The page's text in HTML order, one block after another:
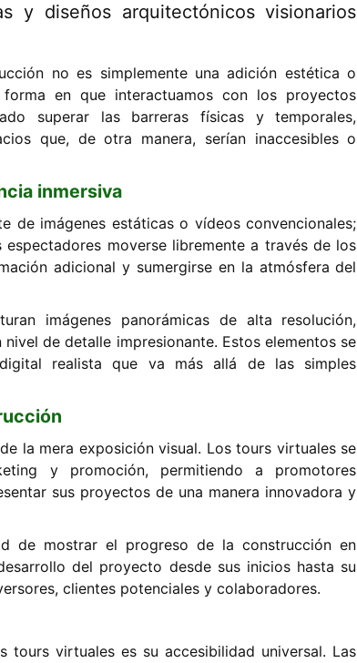
y diseños arquitectónicos visionarios
no es simplemente una adición estética o
en que interactuamos con los proyectos
superar las barreras físicas y temporales,
que, de otra manera, serían inaccesibles o
inmersiva
de imágenes estáticas o vídeos convencionales;
moverse libremente a través de los
adicional y sumergirse en la atmósfera del
imágenes panorámicas de alta resolución,
de detalle impresionante. Estos elementos se
realista que va más allá de las simples
la mera exposición visual. Los tours virtuales se
y promoción, permitiendo a promotores
sus proyectos de una manera innovadora y
de mostrar el progreso de la construcción en
del proyecto desde sus inicios hasta su
clientes potenciales y colaboradores.
tours virtuales es su accesibilidad universal. Las